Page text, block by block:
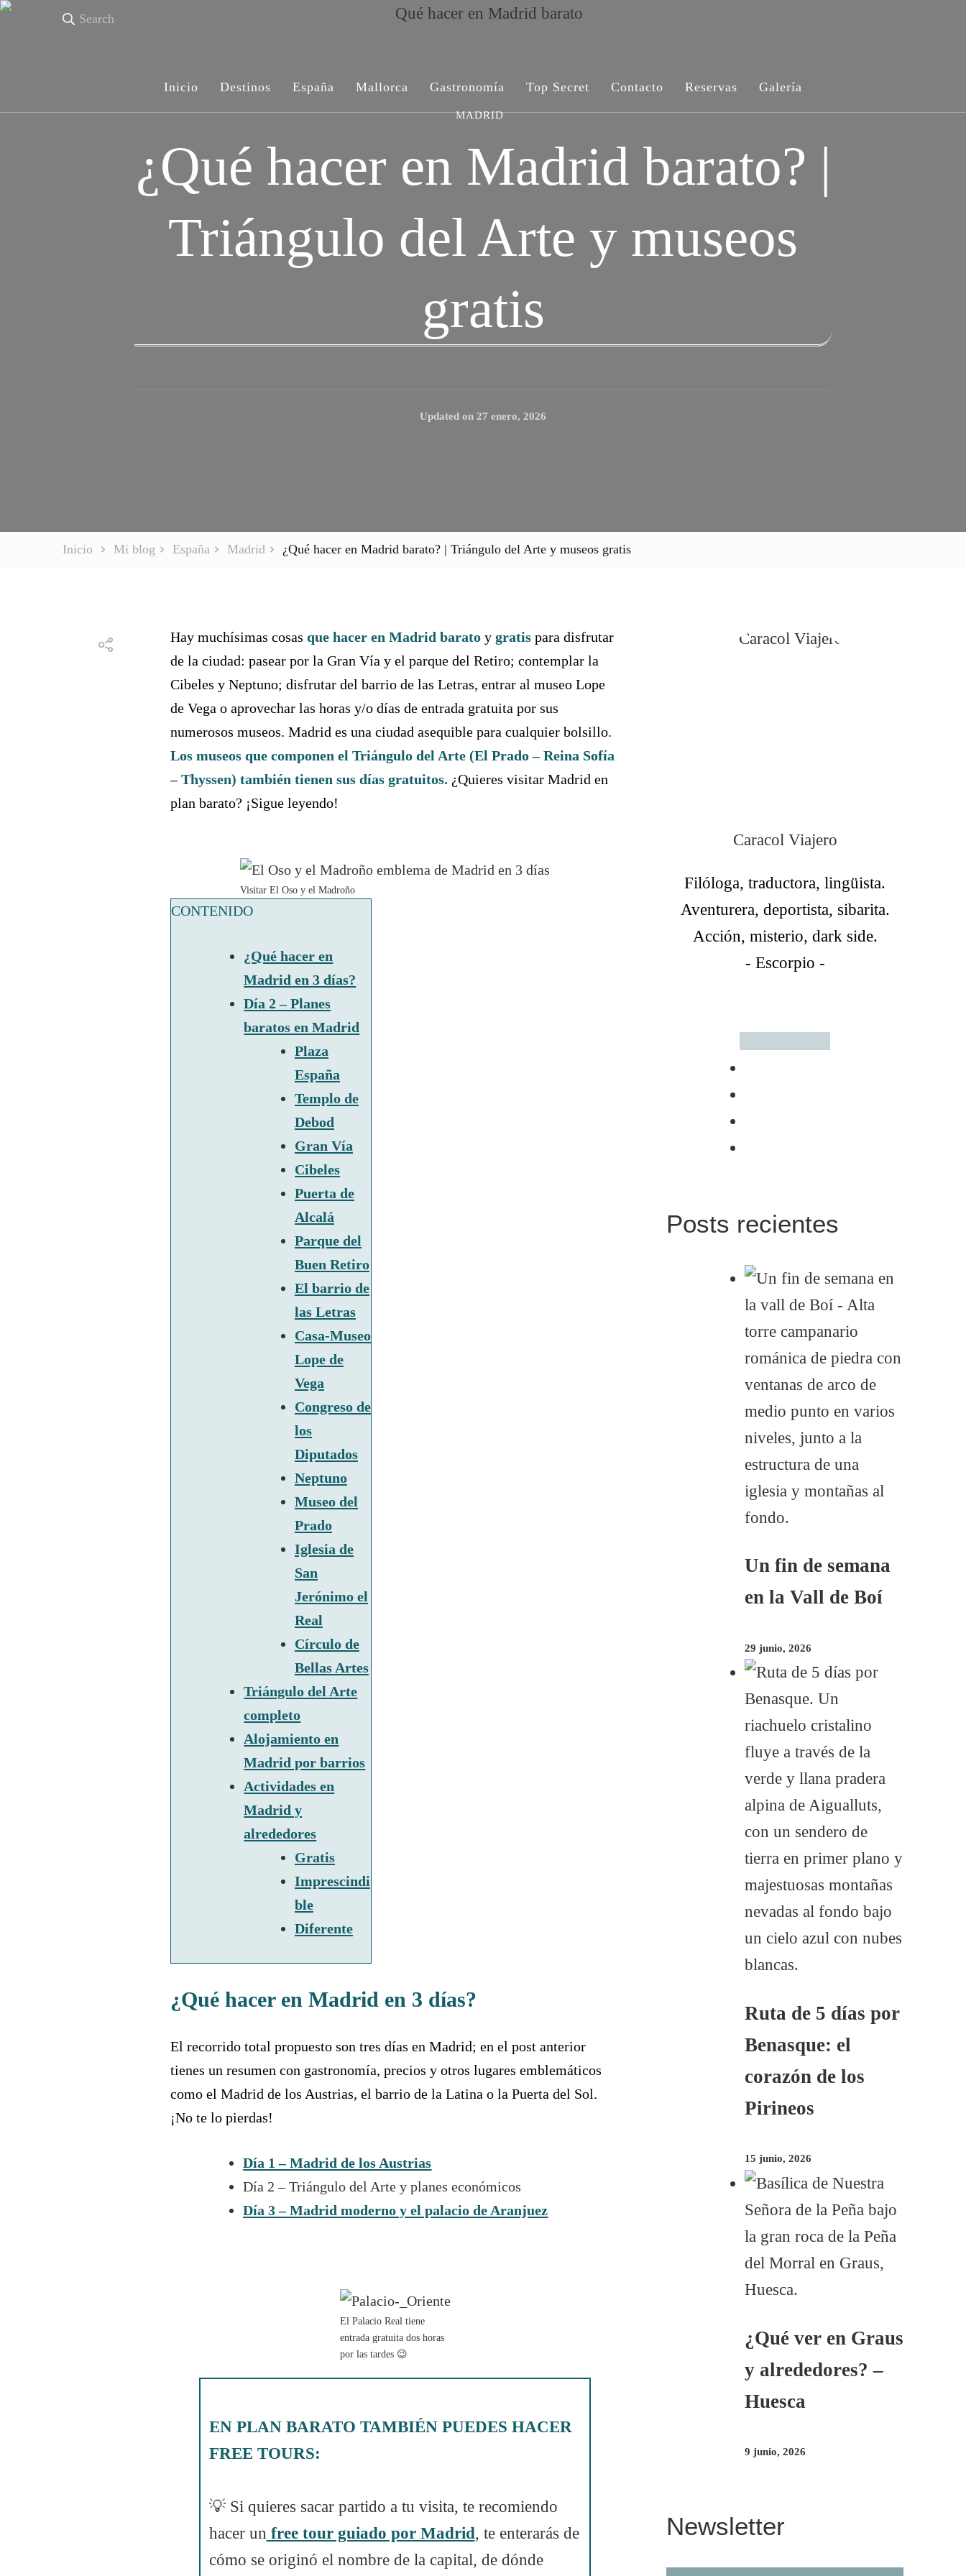
Search
Inicio Destinos España Mallorca Gastronomía Top Secret Contacto Reservas Galería
MADRID
¿Qué hacer en Madrid barato? |
Triángulo del Arte y museos
gratis
Updated on 27 enero, 2026
Inicio Mi blog España Madrid ¿Qué hacer en Madrid barato? | Triángulo del Arte y museos gratis
Hay muchísimas cosas que hacer en Madrid barato y gratis para disfrutar
de la ciudad: pasear por la Gran Vía y el parque del Retiro; contemplar la
Cibeles y Neptuno; disfrutar del barrio de las Letras, entrar al museo Lope
de Vega o aprovechar las horas y/o días de entrada gratuita por sus
numerosos museos. Madrid es una ciudad asequible para cualquier bolsillo.
Los museos que componen el Triángulo del Arte (El Prado – Reina Sofía
– Thyssen) también tienen sus días gratuitos. ¿Quieres visitar Madrid en
plan barato? ¡Sigue leyendo!
Visitar El Oso y el Madroño
CONTENIDO
¿Qué hacer en
Madrid en 3 días?
Día 2 – Planes
baratos en Madrid
Plaza
España
Templo de
Debod
Gran Vía
Cibeles
Puerta de
Alcalá
Parque del
Buen Retiro
El barrio de
las Letras
Casa-Museo
Lope de
Vega
Congreso de
los
Diputados
Neptuno
Museo del
Prado
Iglesia de
San
Jerónimo el
Real
Círculo de
Bellas Artes
Triángulo del Arte
completo
Alojamiento en
Madrid por barrios
Actividades en
Madrid y
alrededores
Gratis
Imprescindi
ble
Diferente
¿Qué hacer en Madrid en 3 días?
El recorrido total propuesto son tres días en Madrid; en el post anterior
tienes un resumen con gastronomía, precios y otros lugares emblemáticos
como el Madrid de los Austrias, el barrio de la Latina o la Puerta del Sol.
¡No te lo pierdas!
Día 1 – Madrid de los Austrias
Día 2 – Triángulo del Arte y planes económicos
Día 3 – Madrid moderno y el palacio de Aranjuez
El Palacio Real tiene
entrada gratuita dos horas
por las tardes 😉
EN PLAN BARATO TAMBIÉN PUEDES HACER
FREE TOURS:
💡 Si quieres sacar partido a tu visita, te recomiendo
hacer un free tour guiado por Madrid, te enterarás de
cómo se originó el nombre de la capital, de dónde
Caracol Viajero
Filóloga, traductora, lingüista.
Aventurera, deportista, sibarita.
Acción, misterio, dark side.
- Escorpio -
Posts recientes
Un fin de semana
en la Vall de Boí
29 junio, 2026
Ruta de 5 días por
Benasque: el
corazón de los
Pirineos
15 junio, 2026
¿Qué ver en Graus
y alrededores? –
Huesca
9 junio, 2026
Newsletter